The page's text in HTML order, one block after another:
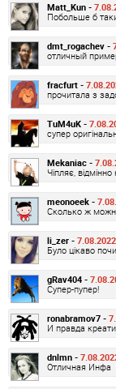
Matt_Kun -
Побольше б
dmt_rogachev -
отличный
fracfurt -
прочитала з
TuM4uK -
супер
Mekaniac -
Чіпляє,
meonoeek -
Сколько ж
li_zer -
Було цікаво
gRav404 -
Супер-пупер!
ronabramov7 -
И правда
dnlmn -
Отличная Инфа